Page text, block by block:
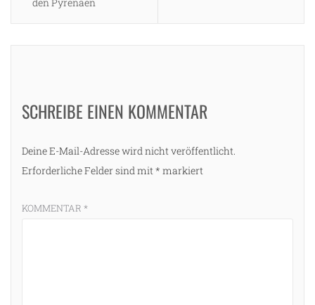
SCHREIBE EINEN KOMMENTAR
Deine E-Mail-Adresse wird nicht veröffentlicht.
Erforderliche Felder sind mit* markiert
KOMMENTAR *